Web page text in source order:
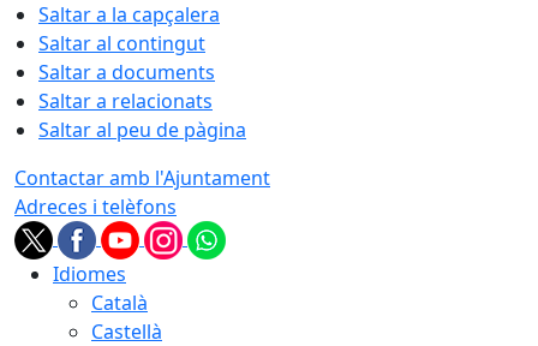
Saltar a la capçalera
Saltar al contingut
Saltar a documents
Saltar a relacionats
Saltar al peu de pàgina
Contactar amb l'Ajuntament
Adreces i telèfons
Idiomes
Català
Castellà